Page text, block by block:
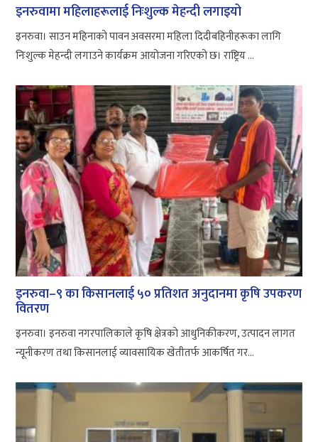
इनरुवामा महिलाहरूलाई निःशुल्क मेहन्दी लगाइयो
इनरुवा। साउन महिनाको पावन अवसरमा महिला दिदीबहिनीहरूका लागि
निःशुल्क मेहन्दी लगाउने कार्यक्रम आयोजना गरिएको छ। राष्ट्रिय ...
इनरुवा–९ का किसानलाई ५० प्रतिशत अनुदानमा कृषि उपकरण
वितरण
इनरुवा। इनरुवा नगरपालिकाले कृषि क्षेत्रको आधुनिकीकरण, उत्पादन लागत
न्यूनीकरण तथा किसानलाई व्यावसायिक खेतीतर्फ आकर्षित गर...